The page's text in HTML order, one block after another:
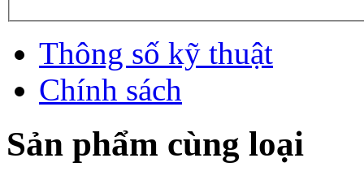
Thông số kỹ thuật
Chính sách
Sản phẩm cùng loại